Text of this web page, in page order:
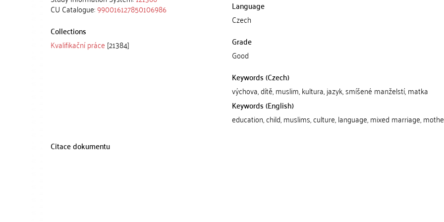
CU Catalogue:990016127850106986
Collections
Kvalifikační práce [21384]
Language
Czech
Grade
Good
Keywords (Czech)
výchova, dítě, muslim, kultura, jazyk, smíšené manželstí, matka
Keywords (English)
education, child, muslims, culture, language, mixed marriage,
Citace dokumentu